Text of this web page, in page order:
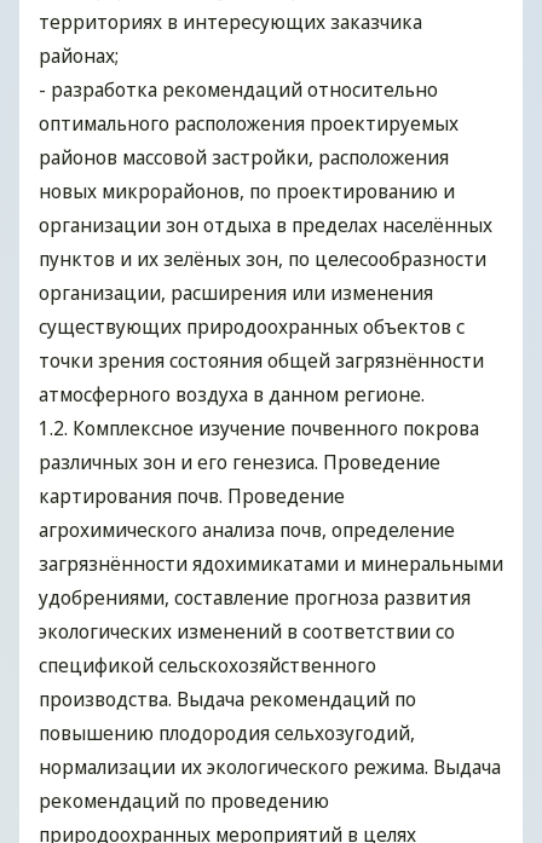
территориях в интересующих заказчика
районах;
- разработка рекомендаций относительно
оптимального расположения проектируемых
районов массовой застройки, расположения
новых микрорайонов, по проектированию и
организации зон отдыха в пределах населённых
пунктов и их зелёных зон, по целесообразности
организации, расширения или изменения
существующих природоохранных объектов с
точки зрения состояния общей загрязнённости
атмосферного воздуха в данном регионе.
1.2. Комплексное изучение почвенного покрова
различных зон и его генезиса. Проведение
картирования почв. Проведение
агрохимического анализа почв, определение
загрязнённости ядохимикатами и минеральными
удобрениями, составление прогноза развития
экологических изменений в соответствии со
спецификой сельскохозяйственного
производства. Выдача рекомендаций по
повышению плодородия сельхозугодий,
нормализации их экологического режима. Выдача
рекомендаций по проведению
природоохранных мероприятий в целях